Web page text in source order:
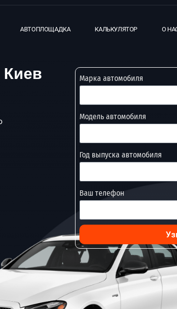
АВТОПЛОЩАДКА КАЛЬКУЛЯТОР О
Марка автомобиля
Модель автомобиля
Год выпуска автомобиля
Ваш телефон